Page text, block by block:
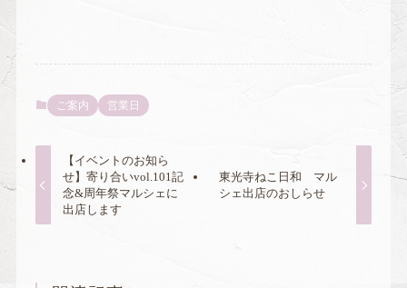
ご案内 営業日
【イベントのお知ら
せ】寄り合いvol.101記
念&周年祭マルシェに
出店します
東光寺ねこ日和 マル
シェ出店のおしらせ